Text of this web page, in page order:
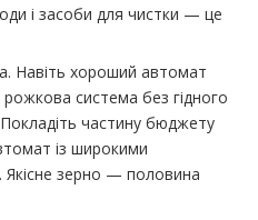
і засоби для чистки — це
Навіть хороший автомат
система без гідного
частину бюджету
із широкими
зерно — половина